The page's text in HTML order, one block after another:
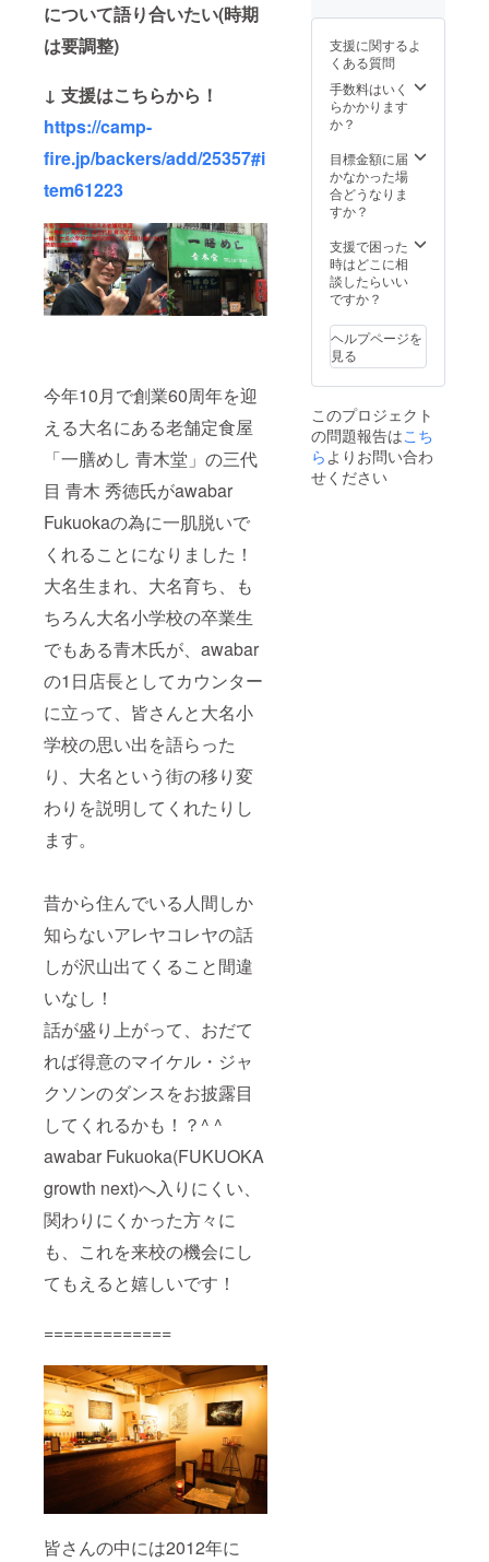
について語り合いたい(時期
は要調整)
↓ 支援はこちらから！
https://camp-
fire.jp/backers/add/25357#i
tem61223
今年10月で創業60周年を迎
える大名にある老舗定食屋
「一膳めし 青木堂」の三代
目 青木 秀徳氏がawabar
Fukuokaの為に一肌脱いで
くれることになりました！
大名生まれ、大名育ち、も
ちろん大名小学校の卒業生
でもある青木氏が、awabar
の1日店長としてカウンター
に立って、皆さんと大名小
学校の思い出を語らった
り、大名という街の移り変
わりを説明してくれたりし
ます。
昔から住んでいる人間しか
知らないアレヤコレヤの話
しが沢山出てくること間違
いなし！
話が盛り上がって、おだて
れば得意のマイケル・ジャ
クソンのダンスをお披露目
してくれるかも！？^ ^
awabar Fukuoka(FUKUOKA
growth next)へ入りにくい、
関わりにくかった方々に
も、これを来校の機会にし
てもえると嬉しいです！
=============
皆さんの中には2012年に
を送信
ムボー
ドにお
名前を
記載 ・
貼る ＊
一日の
注文が
事前相
談
支援に関するよ
くある質問
手数料はいく
らかかります
か？
目標金額に届
かなかった場
合どうなりま
すか？
支援で困った
時はどこに相
談したらいい
ですか？
ヘルプページを
見る
このプロジェクト
の問題報告はこち
らよりお問い合わ
せください